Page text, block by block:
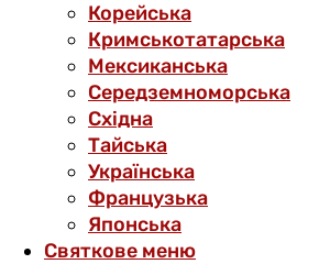
Корейська
Кримськотатарська
Мексиканська
Середземноморська
Східна
Тайська
Українська
Французька
Японська
Святкове меню